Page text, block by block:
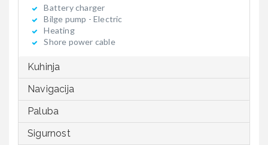
Battery charger
Bilge pump - Electric
Heating
Shore power cable
Kuhinja
Navigacija
Paluba
Sigurnost